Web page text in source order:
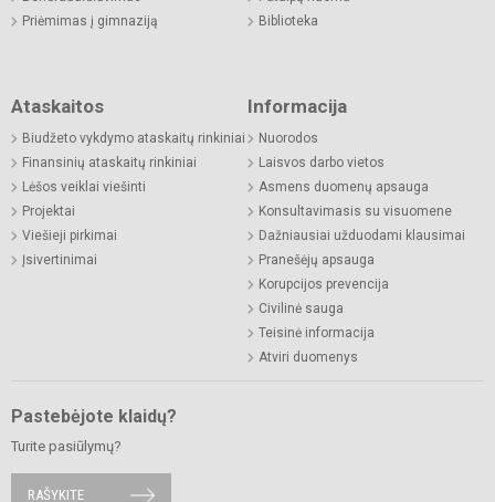
Priėmimas į gimnaziją
Biblioteka
Ataskaitos
Biudžeto vykdymo ataskaitų rinkiniai
Finansinių ataskaitų rinkiniai
Lėšos veiklai viešinti
Projektai
Viešieji pirkimai
Įsivertinimai
Informacija
Nuorodos
Laisvos darbo vietos
Asmens duomenų apsauga
Konsultavimasis su visuomene
Dažniausiai užduodami klausimai
Pranešėjų apsauga
Korupcijos prevencija
Civilinė sauga
Teisinė informacija
Atviri duomenys
Pastebėjote klaidų?
Turite pasiūlymų?
RAŠYKITE